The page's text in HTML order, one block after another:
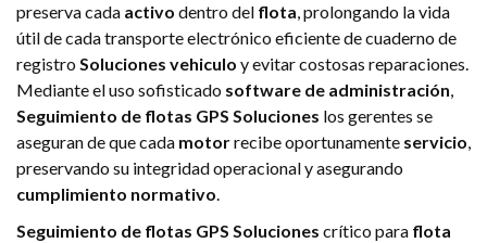
preserva cada activo dentro del flota, prolongando la vida
útil de cada transporte electrónico eficiente de cuaderno de
registro Soluciones vehiculo y evitar costosas reparaciones.
Mediante el uso sofisticado software de administración,
Seguimiento de flotas GPS Soluciones los gerentes se
aseguran de que cada motorrecibe oportunamente servicio,
preservando su integridad operacional y asegurando
cumplimiento normativo.
Seguimiento de flotas GPS Soluciones crítico para flota